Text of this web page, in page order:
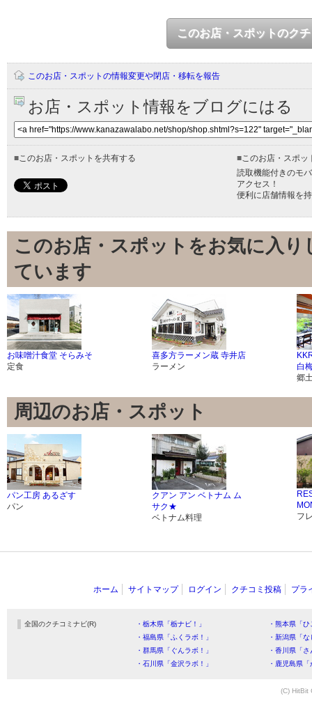
このお店・スポットのク
このお店・スポットの情報変更や閉店・移転を報告
お店・スポット情報をブログにはる
■このお店・スポットを共有する ■このお店・スポッ
読取機能付きのモ
アクセス！
便利に店舗情報を
このお店・スポットをお気に入
ています
お味噌汁食堂 そらみそ
定食
喜多方ラーメン蔵 寺井店
ラーメン
白
郷
周辺のお店・スポット
パン工房 あるざす
パン
クアン アン ベトナム ム
サク★
ベトナム料理
フ
ホーム サイトマップ ログイン クチコミ投稿 プラ
全国のクチコミナビ(R) ・栃木県「栃ナビ！」
・熊本県「
・福島県「ふくラボ！」
・新潟県「
・群馬県「ぐんラボ！」
・香川県「
・石川県「金沢ラボ！」
・鹿児島県
(C) HitBit